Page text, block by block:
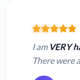
I am VERY
There were